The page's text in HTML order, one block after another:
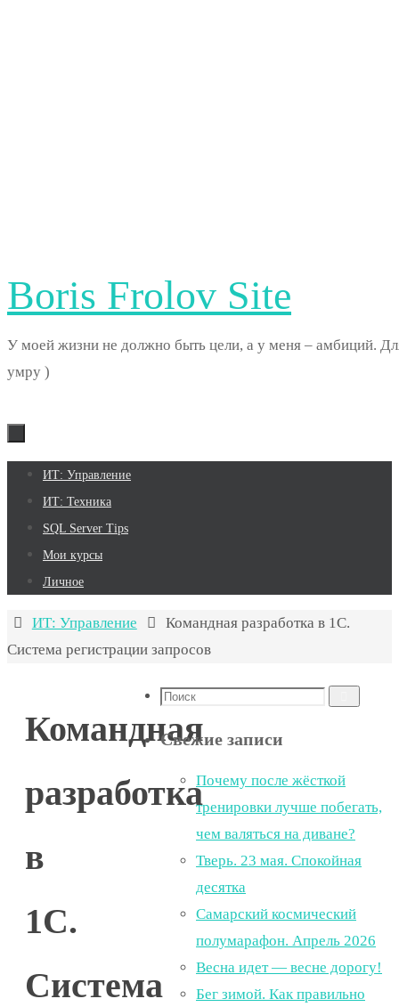
Boris Frolov Site
У моей жизни не должно быть цели, а у меня – амбиций.
умру )
Перейти
содержимому
ИТ: Управление
ИТ: Техника
SQL Server Tips
Мои курсы
Личное
Главная
ИТ: Управление
Командная разработка в 1С.
Система регистрации запросов
Командная
разработка
в
1С.
Система
Что
искать:
Свежие записи
Почему после жёсткой
тренировки лучше побегать,
чем валяться на диване?
Тверь. 23 мая. Спокойная
десятка
Самарский космический
полумарафон. Апрель 2026
Весна идет — весне дорогу!
Бег зимой. Как правильно